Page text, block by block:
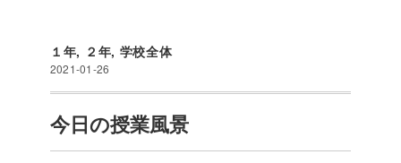
１年, ２年, 学校全体
2021-01-26
今日の授業風景